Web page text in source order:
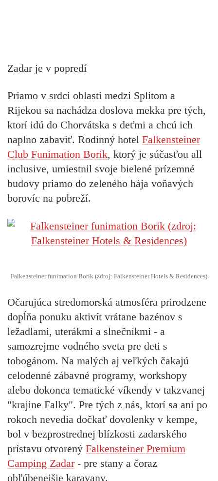
Zadar je v popredí
Priamo v srdci oblasti medzi Splitom a
Rijekou sa nachádza doslova mekka pre tých,
ktorí idú do Chorvátska s deťmi a chcú ich
naplno zabaviť. Rodinný hotel Falkensteiner
Club Funimation Borik, ktorý je súčasťou all
inclusive, umiestnil svoje bielené prízemné
budovy priamo do zeleného hája voňavých
borovíc na pobreží.
Falkensteiner funimation Borik (zdroj: Falkensteiner Hotels & Residences)
Očarujúca stredomorská atmosféra prirodzene
dopĺňa ponuku aktivít vrátane bazénov s
ležadlami, uterákmi a slnečníkmi - a
samozrejme vodného sveta pre deti s
tobogánom. Na malých aj veľkých čakajú
celodenné zábavné programy, workshopy
alebo dokonca tematické víkendy v takzvanej
"krajine Falky". Pre tých z nás, ktorí sa ani po
rokoch nevedia dočkať dovolenky v kempe,
bol v bezprostrednej blízkosti zadarského
prístavu otvorený Falkensteiner Premium
Camping Zadar- pre stany a čoraz
obľúbenejšie karavany.